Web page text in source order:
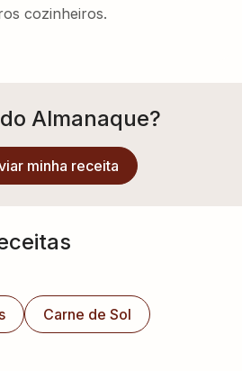
cozinheiros.
Almanaque?
minha receita
Carne de Sol